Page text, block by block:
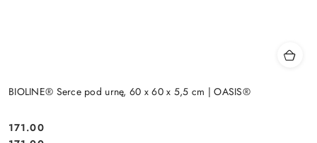
BIOLINE® Serce pod urnę, 60 x 60 x 5,5 cm | OASIS®
171.00